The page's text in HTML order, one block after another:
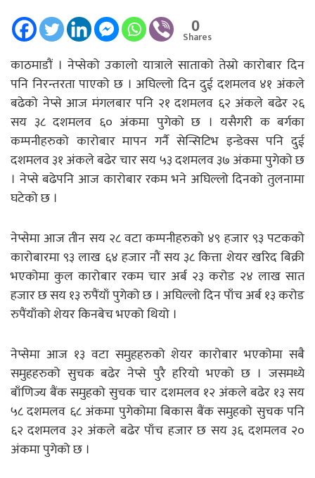
0
Shares
काठमाडौं । नेप्सेको उकालो यात्राले साताको तेस्रो कारोबार दिन
पनि निरन्तरता पाएको छ । अघिल्लो दिन दुई दशमलव ४१ अंकले
बढेको नेप्से आज मंगलबार पनि २१ दशमलव ६२ अंकले बढेर २६
सय ३८ दशमलव ६० अंकमा पुगेको छ । यसैगरी क बर्गका
कम्पनीहरुको कारोबार मापन गर्नै सेन्सिटिभ इन्डेक्स पनि दुई
दशमलव ३१ अंकले बढेर चार सय ५३ दशमलव ३७ अंकमा पुगेको छ
। नेप्से बढेपनि आज कारोबार रकम भने अघिल्लो दिनको तुलनामा
घटेको छ ।
नेप्सेमा आज तीन सय २८ वटा कम्पनीहरुको ४९ हजार ९३ पटकको
कारोबारमा ९३ लाख ६४ हजार नौं सय ३८ कित्ता शेयर खरिद बिक्री
भएकोमा कुल कारोबार रकम चार अर्ब २३ करोड २४ लाख सात
हजार छ सय १३ रुपैंयाँ पुगेको छ । अघिल्लो दिन पाँच अर्ब १३ करोड
रुपैंयाँको शेयर किनबेच भएको थियो ।
नेप्सेमा आज १३ वटा समुहहरुको शेयर कारोबार भएकोमा सबै
समुहहरुको सुचक बढेर नेप्से पुरै हरियो भएको छ । जसमध्ये
बाँणिज्य बैंक समुहको सुचक चार दशमलव १२ अंकले बढेर १३ सय
५८ दशमलव ६८ अंकमा पुगेकोमा बिकास बैंक समुहको सुचक पनि
६२ दशमलव ३२ अंकले बढेर पाँच हजार छ सय ३६ दशमलव २०
अंकमा पुगेको छ ।